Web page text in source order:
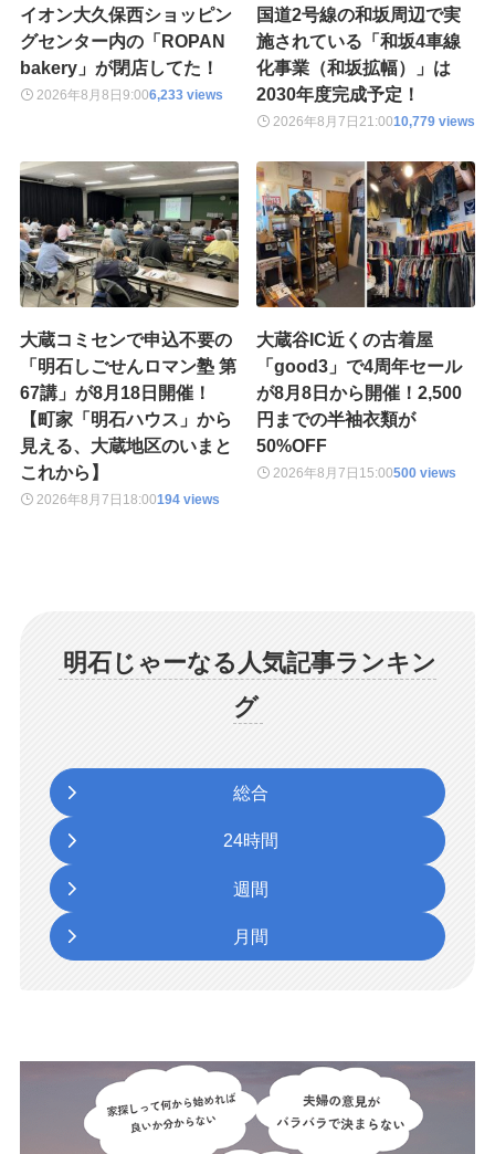
イオン大久保西ショッピン
グセンター内の「ROPAN
bakery」が閉店してた！
2026年8月8日 9:006,233 views
国道2号線の和坂周辺で実
施されている「和坂4車線
化事業（和坂拡幅）」は
2030年度完成予定！
2026年8月7日21:0010,779 views
大蔵コミセンで申込不要の
「明石しごせんロマン塾 第
67講」が8月18日開催！
【町家「明石ハウス」から
見える、大蔵地区のいまと
これから】
2026年8月7日 18:00194 views
大蔵谷IC近くの古着屋
「good3」で4周年セール
が8月8日から開催！2,500
円までの半袖衣類が
50%OFF
2026年8月7日 15:00500 views
明石じゃーなる人気記事ランキン
グ
総合
24時間
週間
月間